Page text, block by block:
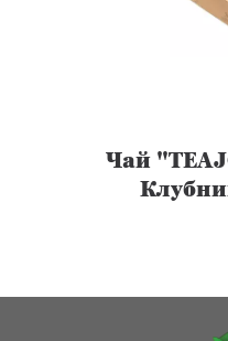
Чай